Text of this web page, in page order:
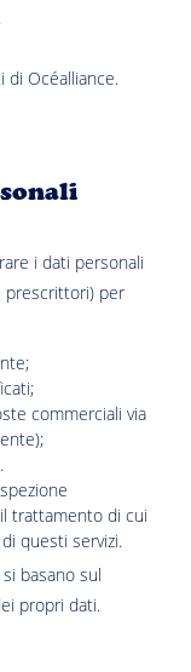
di Océalliance.
i dati personali
prescrittori) per
commerciali via
trattamento di cui
questi servizi.
basano sul
propri dati.